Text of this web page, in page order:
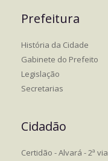
Prefeitura
História da Cidade
Gabinete do Prefeito
Legislação
Secretarias
Cidadão
Certidão - Alvará - 2ª via